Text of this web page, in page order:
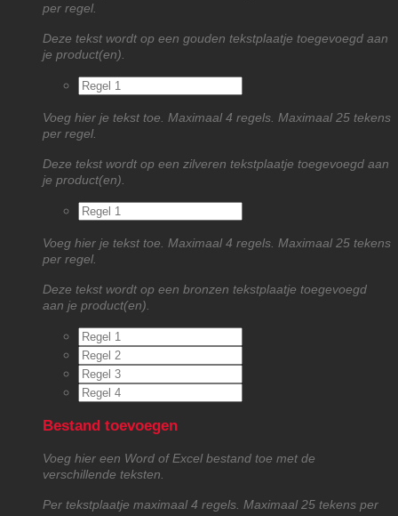
per regel.
Deze tekst wordt op een gouden tekstplaatje toegevoegd aan
je product(en).
Voeg hier je tekst toe. Maximaal 4 regels. Maximaal 25 tekens
per regel.
Deze tekst wordt op een zilveren tekstplaatje toegevoegd aan
je product(en).
Voeg hier je tekst toe. Maximaal 4 regels. Maximaal 25 tekens
per regel.
Deze tekst wordt op een bronzen tekstplaatje toegevoegd
aan je product(en).
Bestand toevoegen
Voeg hier een Word of Excel bestand toe met de
verschillende teksten.
Per tekstplaatje maximaal 4 regels. Maximaal 25 tekens per